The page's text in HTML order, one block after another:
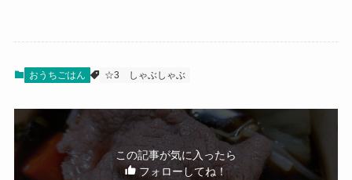
おうちごはん ☆3 しゃぶしゃぶ
この記事が気に入ったら
フォローしてね！